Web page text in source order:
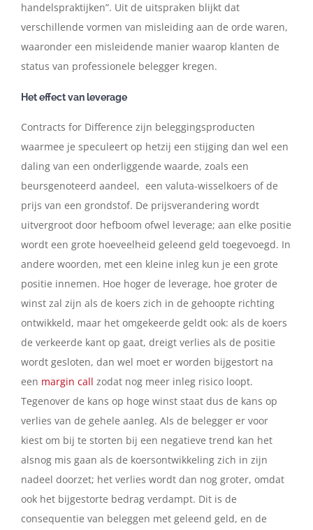
handelspraktijken”. Uit de uitspraken blijkt dat
verschillende vormen van misleiding aan de orde waren,
waaronder een misleidende manier waarop klanten de
status van professionele belegger kregen.
Het effect van leverage
Contracts for Difference zijn beleggingsproducten
waarmee je speculeert op hetzij een stijging dan wel een
daling van een onderliggende waarde, zoals een
beursgenoteerd aandeel, een valuta-wisselkoers of de
prijs van een grondstof. De prijsverandering wordt
uitvergroot door hefboom ofwel leverage; aan elke positie
wordt een grote hoeveelheid geleend geld toegevoegd. In
andere woorden, met een kleine inleg kun je een grote
positie innemen. Hoe hoger de leverage, hoe groter de
winst zal zijn als de koers zich in de gehoopte richting
ontwikkeld, maar het omgekeerde geldt ook: als de koers
de verkeerde kant op gaat, dreigt verlies als de positie
wordt gesloten, dan wel moet er worden bijgestort na
een margin call zodat nog meer inleg risico loopt.
Tegenover de kans op hoge winst staat dus de kans op
verlies van de gehele aanleg. Als de belegger er voor
kiest om bij te storten bij een negatieve trend kan het
alsnog mis gaan als de koersontwikkeling zich in zijn
nadeel doorzet; het verlies wordt dan nog groter, omdat
ook het bijgestorte bedrag verdampt. Dit is de
consequentie van beleggen met geleend geld, en de